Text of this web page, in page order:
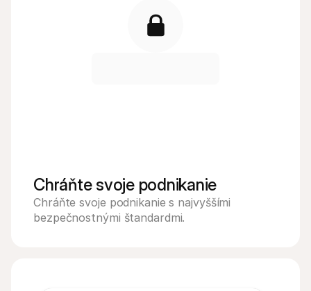
Chráňte svoje podnikanie
Chráňte svoje podnikanie s najvyššími
bezpečnostnými štandardmi.